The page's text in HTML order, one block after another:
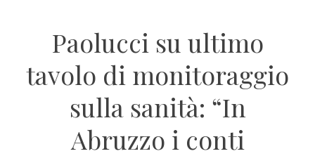
Paolucci su ultimo
tavolo di monitoraggio
sulla sanità: “In
Abruzzo i conti